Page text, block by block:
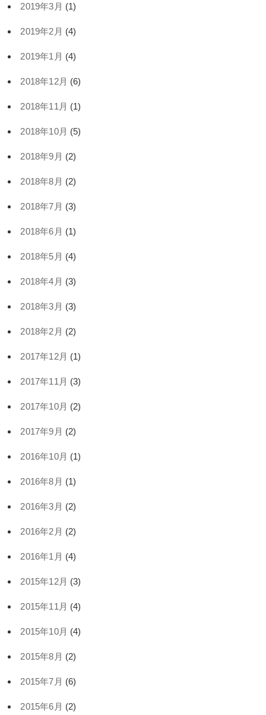
2019年3月 (1)
2019年2月 (4)
2019年1月 (4)
2018年12月 (6)
2018年11月 (1)
2018年10月 (5)
2018年9月 (2)
2018年8月 (2)
2018年7月 (3)
2018年6月 (1)
2018年5月 (4)
2018年4月 (3)
2018年3月 (3)
2018年2月 (2)
2017年12月 (1)
2017年11月 (3)
2017年10月 (2)
2017年9月 (2)
2016年10月 (1)
2016年8月 (1)
2016年3月 (2)
2016年2月 (2)
2016年1月 (4)
2015年12月 (3)
2015年11月 (4)
2015年10月 (4)
2015年8月 (2)
2015年7月 (6)
2015年6月 (2)